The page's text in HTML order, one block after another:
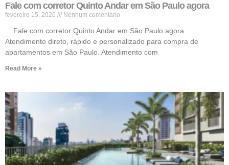
Fale com corretor Quinto Andar em São Paulo agora
fevereiro 15, 2026 Nenhum comentário
Fale com corretor Quinto Andar em São Paulo agora
Atendimento direto, rápido e personalizado para compra de
apartamentos em São Paulo. Atendimento com
Read More »